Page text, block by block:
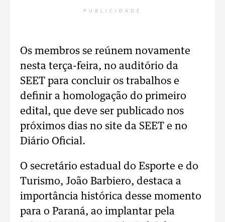
PUBLICIDADE
Os membros se reúnem novamente
nesta terça-feira, no auditório da
SEET para concluir os trabalhos e
definir a homologação do primeiro
edital, que deve ser publicado nos
próximos dias no site da SEET e no
Diário Oficial.
O secretário estadual do Esporte e do
Turismo, João Barbiero, destaca a
importância histórica desse momento
para o Paraná, ao implantar pela